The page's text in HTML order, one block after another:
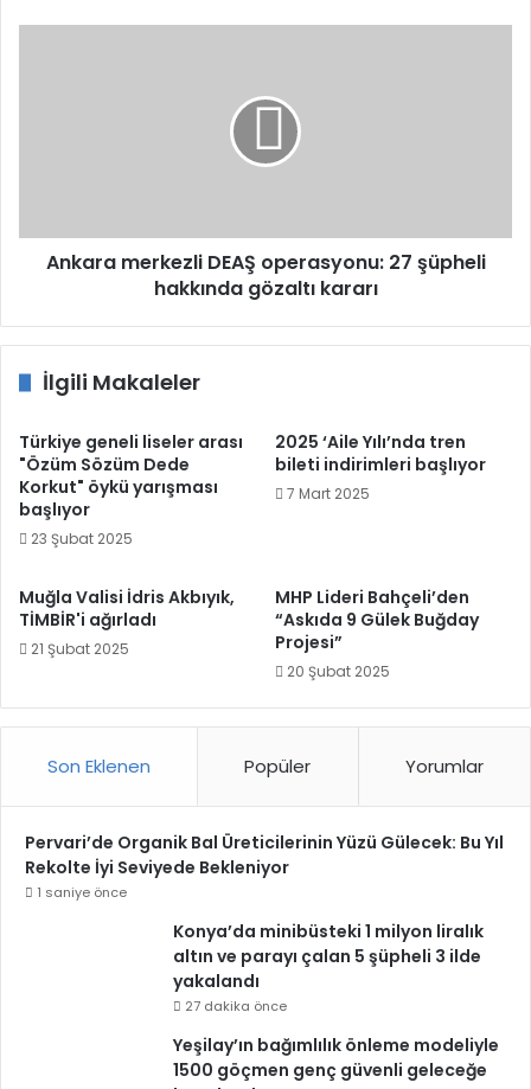
kararı
Ankara merkezli DEAŞ operasyonu: 27 şüpheli
hakkında gözaltı kararı
İlgili Makaleler
Türkiye geneli liseler arası
"Özüm Sözüm Dede
Korkut" öykü yarışması
başlıyor
23 Şubat 2025
2025 ‘Aile Yılı’nda tren
bileti indirimleri başlıyor
7 Mart 2025
Muğla Valisi İdris Akbıyık,
TİMBİR'i ağırladı
21 Şubat 2025
MHP Lideri Bahçeli’den
“Askıda 9 Gülek Buğday
Projesi”
20 Şubat 2025
Son Eklenen Popüler Yorumlar
Pervari’de Organik Bal Üreticilerinin Yüzü Gülecek: Bu Yıl
Rekolte İyi Seviyede Bekleniyor
1 saniye önce
Konya’da minibüsteki 1 milyon liralık
altın ve parayı çalan 5 şüpheli 3 ilde
yakalandı
27 dakika önce
Yeşilay’ın bağımlılık önleme modeliyle
1500 göçmen genç güvenli geleceğe